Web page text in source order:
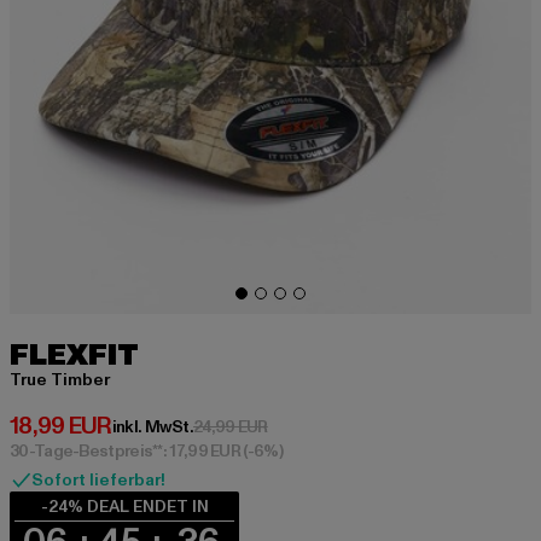
FLEXFIT
True Timber
18,99 EUR
Derzeitiger Preis: 18,99 EUR
inkl. MwSt.24,99 EURAktionspreis: 24,99 EUR
30-Tage-Bestpreis**: 17,99 EUR(-6%)
Sofort lieferbar!
-24% DEAL ENDET IN